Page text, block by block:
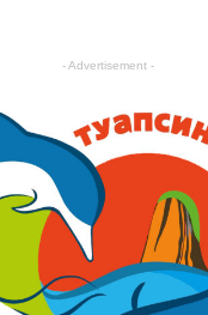
- Advertisement -